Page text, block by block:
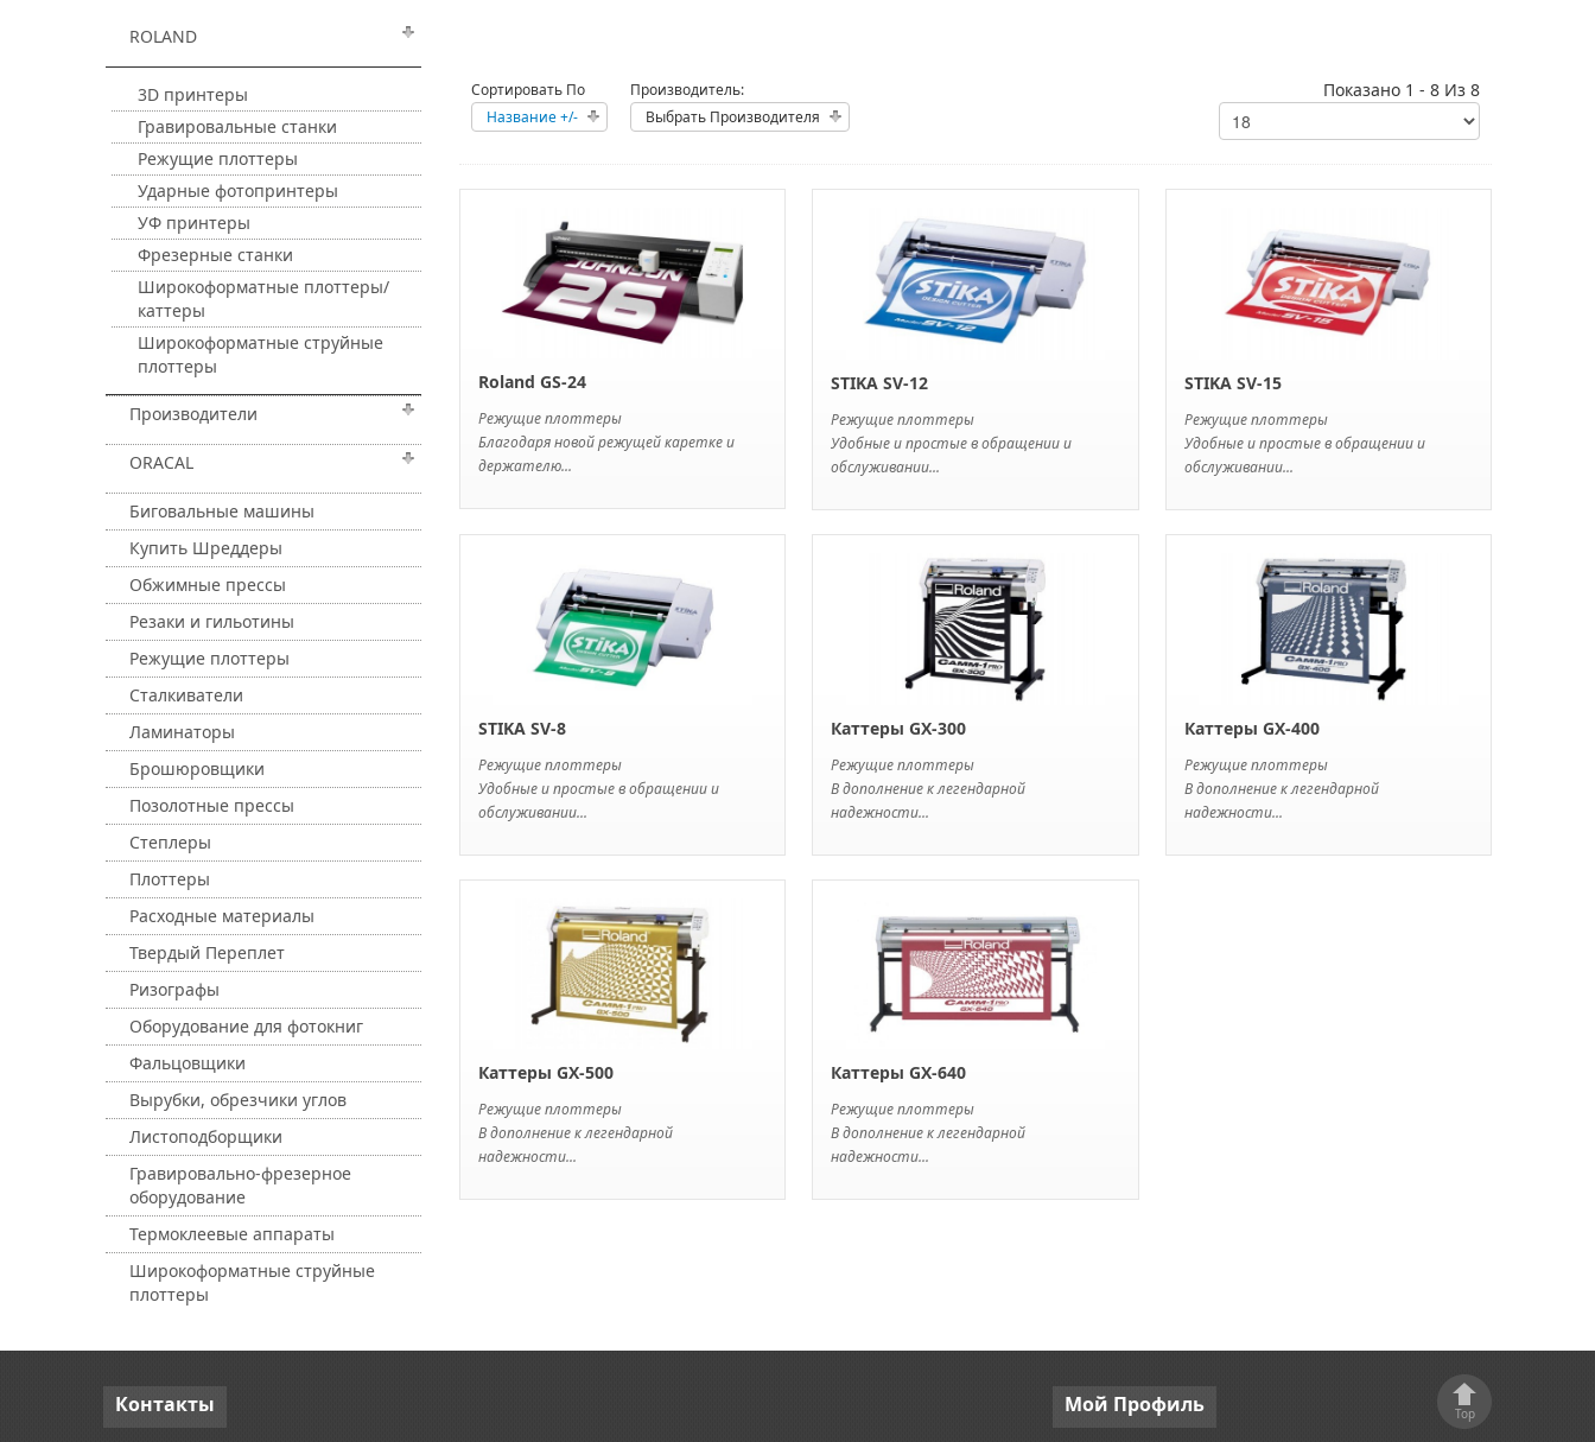
ROLAND
3D принтеры
Гравировальные станки
Режущие плоттеры
Ударные фотопринтеры
УФ принтеры
Фрезерные станки
Широкоформатные плоттеры/
каттеры
Широкоформатные струйные
плоттеры
Производители
ORACAL
Биговальные машины
Купить Шреддеры
Обжимные прессы
Резаки и гильотины
Режущие плоттеры
Сталкиватели
Ламинаторы
Брошюровщики
Позолотные прессы
Степлеры
Плоттеры
Расходные материалы
Твердый Переплет
Ризографы
Оборудование для фотокниг
Фальцовщики
Вырубки, обрезчики углов
Листоподборщики
Гравировально-фрезерное
оборудование
Термоклеевые аппараты
Широкоформатные струйные
плоттеры
Сортировать По
Название +/-
Производитель:
Выбрать Производителя
Показано 1 - 8 Из 8
Roland GS-24
Режущие плоттеры
Благодаря новой режущей каретке и
держателю...
STIKA SV-12
Режущие плоттеры
Удобные и простые в обращении и
обслуживании...
STIKA SV-15
Режущие плоттеры
Удобные и простые в обращении и
обслуживании...
STIKA SV-8
Режущие плоттеры
Удобные и простые в обращении и
обслуживании...
Каттеры GX-300
Режущие плоттеры
В дополнение к легендарной
надежности...
Каттеры GX-400
Режущие плоттеры
В дополнение к легендарной
надежности...
Каттеры GX-500
Режущие плоттеры
В дополнение к легендарной
надежности...
Каттеры GX-640
Режущие плоттеры
В дополнение к легендарной
надежности...
Контакты Мой Профиль Top